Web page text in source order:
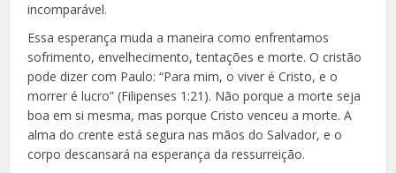
incomparável.
Essa esperança muda a maneira como enfrentamos
sofrimento, envelhecimento, tentações e morte. O cristão
pode dizer com Paulo: “Para mim, o viver é Cristo, e o
morrer é lucro” (Filipenses 1:21). Não porque a morte seja
boa em si mesma, mas porque Cristo venceu a morte. A
alma do crente está segura nas mãos do Salvador, e o
corpo descansará na esperança da ressurreição.